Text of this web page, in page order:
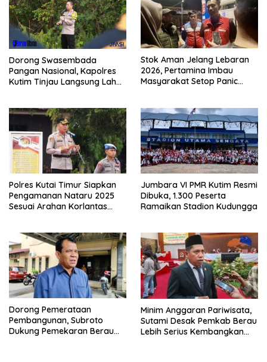
Dorong Swasembada
Pangan Nasional, Kapolres
Kutim Tinjau Langsung Lahan
Stok Aman Jelang Lebaran
2026, Pertamina Imbau
Masyarakat Setop Panic
Polres Kutai Timur Siapkan
Pengamanan Nataru 2025
Sesuai Arahan Korlantas
Jumbara VI PMR Kutim Resmi
Dibuka, 1.300 Peserta
Ramaikan Stadion Kudungga
Dorong Pemerataan
Pembangunan, Subroto
Dukung Pemekaran Berau
Minim Anggaran Pariwisata,
Sutami Desak Pemkab Berau
Lebih Serius Kembangkan